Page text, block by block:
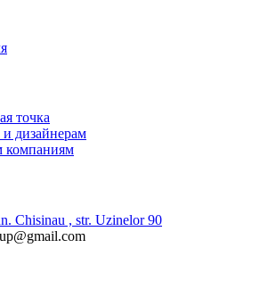
точка
дизайнерам
компаниям
Chisinau , str. Uzinelor 90